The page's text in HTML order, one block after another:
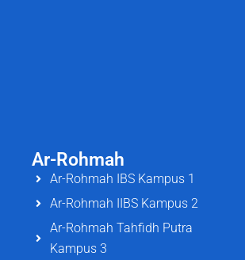
Ar-Rohmah
Ar-Rohmah IBS Kampus 1
Ar-Rohmah IIBS Kampus 2
Ar-Rohmah Tahfidh Putra
Kampus 3